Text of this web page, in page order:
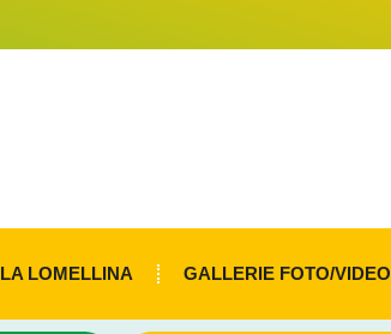
LA LOMELLINA GALLERIE FOTO/VIDEO